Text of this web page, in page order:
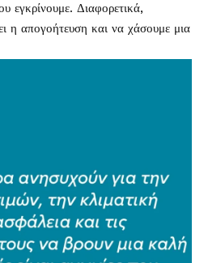
εγκρίνουμε. Διαφορετικά,
η απογοήτευση και να χάσουμε μια